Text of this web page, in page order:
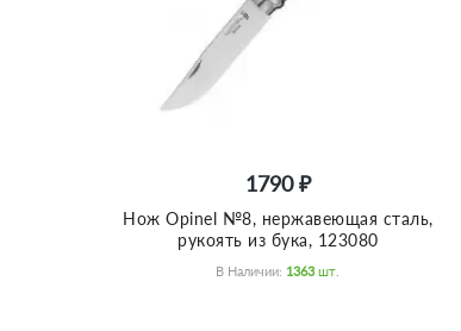
1790 ₽
Нож Opinel №8, нержавеющая сталь,
рукоять из бука, 123080
В Наличии: 1363 Шт.